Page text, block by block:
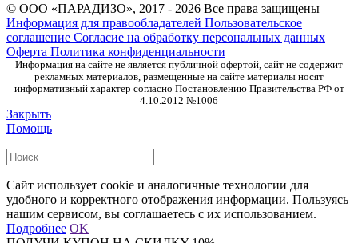
© ООО «ПАРАДИЗО», 2017 - 2026 Все права защищены
Информация для правообладателей Пользовательское
соглашение Согласие на обработку персональных данных
Оферта Политика конфиденциальности
Информация на сайте не является публичной офертой, сайт не содержит
рекламных материалов, размещенные на сайте материалы носят
информативный характер согласно Постановлению Правительства РФ от
4.10.2012 №1006
Закрыть
Помощь
Сайт использует cookie и аналогичные технологии для
удобного и корректного отображения информации. Пользуясь
нашим сервисом, вы соглашаетесь с их использованием.
Подробнее OK